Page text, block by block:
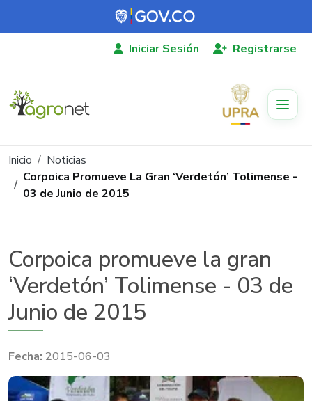
Pasar al contenido principal
Iniciar Sesión Registrarse
Ruta de navegación
Inicio
Noticias
Corpoica Promueve La Gran ‘Verdetón’ Tolimense -
03 de Junio de 2015
Corpoica promueve la gran
‘Verdetón’ Tolimense - 03 de
Junio de 2015
2015-06-03